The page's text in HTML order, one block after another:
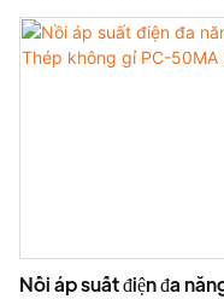
bằng thép không gỉ,
suất 700-900W.
Nồi áp suất điện đa